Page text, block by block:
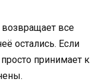
все
остались. Если
просто принимает к